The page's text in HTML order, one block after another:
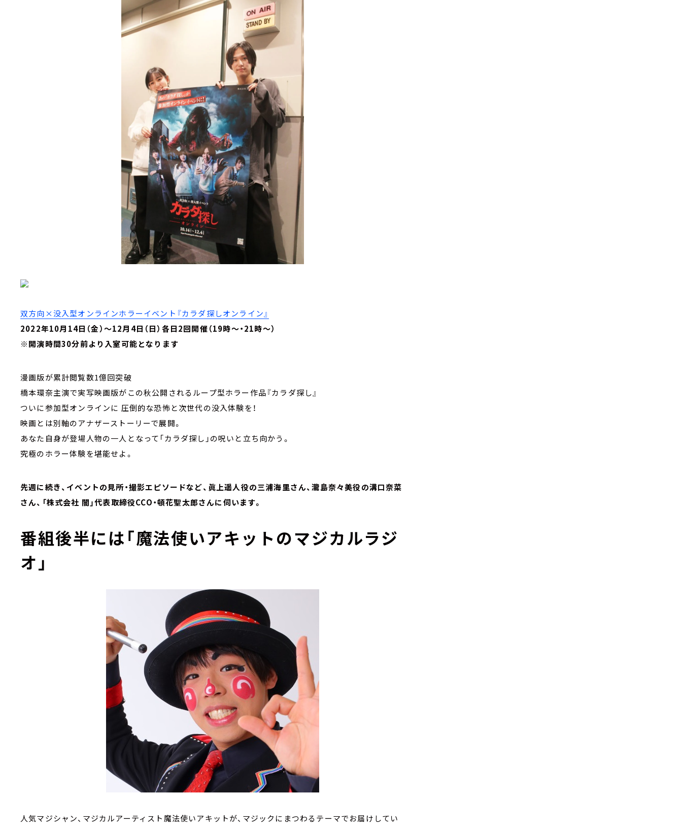
双方向×没入型オンラインホラーイベント『カラダ探しオンライン』
2022年10月14日（金）～12月4日（日）各日2回開催（19時～・21時～）
※開演時間30分前より入室可能となります
漫画版が累計閲覧数1億回突破
橋本環奈主演で実写映画版がこの秋公開されるループ型ホラー作品『カラダ探し』
ついに参加型オンラインに 圧倒的な恐怖と次世代の没入体験を！
映画とは別軸のアナザーストーリーで展開。
あなた自身が登場人物の一人となって「カラダ探し」の呪いと立ち向かう。
究極のホラー体験を堪能せよ。
先週に続き、イベントの見所・撮影エピソードなど、眞上遥人役の三浦海里さん、瀧島奈々美役の溝口奈菜
さん、「株式会社 闇」代表取締役CCO・頓花聖太郎さんに伺います。
番組後半には「魔法使いアキットのマジカルラジ
オ」
人気マジシャン、マジカルアーティスト魔法使いアキットが、マジックにまつわるテーマでお届けしてい